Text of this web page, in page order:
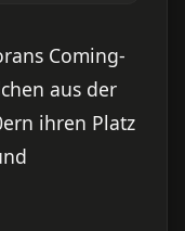
Coming-
aus der
ihren Platz